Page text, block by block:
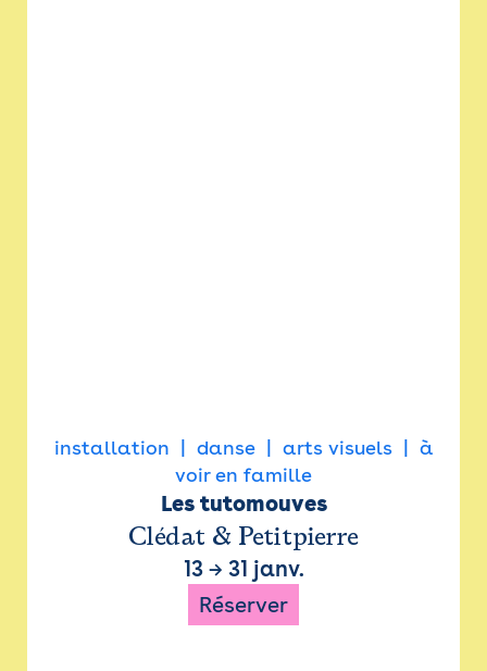
installation danse arts visuels
à
voir en famille
Les tutomouves
Clédat & Petitpierre
13→ 31 janv.
Réserver